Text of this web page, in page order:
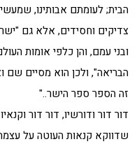
הבית; לעומתם אבותינו,
צדיקים וחסידים, אלא גם
ובני עמם, והן כלפי אומות
הבריאה", ולכן הוא מסיים שם
זה הספר ספר הישר.."
דור דור ודורשיו, דור דור
שדווקא קנאות העוטה על